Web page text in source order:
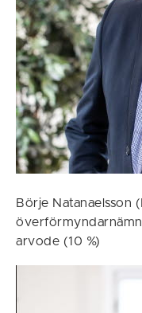
Börje Natanaelsson
arvode (10 %)